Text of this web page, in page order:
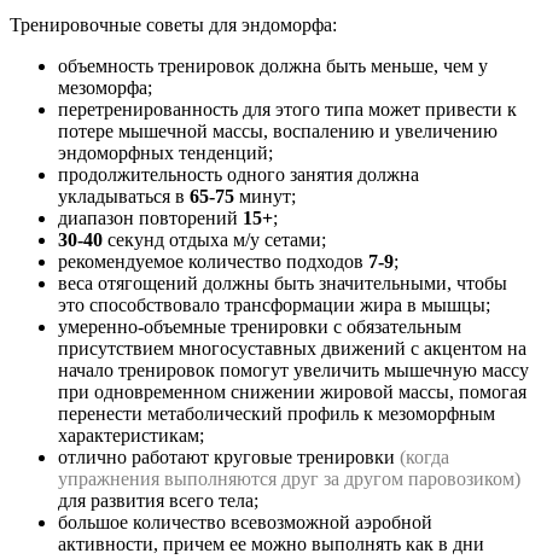
Тренировочные советы для эндоморфа:
объемность тренировок должна быть меньше, чем у
мезоморфа;
перетренированность для этого типа может привести к
потере мышечной массы, воспалению и увеличению
эндоморфных тенденций;
продолжительность одного занятия должна
укладываться в 65-75 минут;
диапазон повторений 15+;
30-40 секунд отдыха м/у сетами;
рекомендуемое количество подходов 7-9;
веса отягощений должны быть значительными, чтобы
это способствовало трансформации жира в мышцы;
умеренно-объемные тренировки с обязательным
присутствием многосуставных движений с акцентом на
начало тренировок помогут увеличить мышечную массу
при одновременном снижении жировой массы, помогая
перенести метаболический профиль к мезоморфным
характеристикам;
отлично работают круговые тренировки (когда
упражнения выполняются друг за другом паровозиком)
для развития всего тела;
большое количество всевозможной аэробной
активности, причем ее можно выполнять как в дни